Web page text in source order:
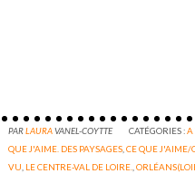
PARLAURAVANEL-COYTTE CATÉGORIES :A
QUE J'AIME. DES PAYSAGES,CE QUE J'AIME/
VU, LE CENTRE-VAL DE LOIRE.,